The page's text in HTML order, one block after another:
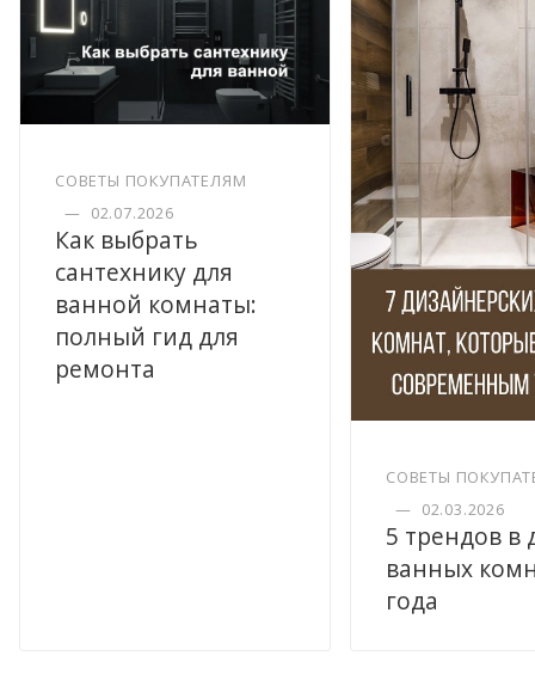
СОВЕТЫ ПОКУПАТЕЛЯМ
— 02.07.2026
Как выбрать
сантехнику для
ванной комнаты:
полный гид для
ремонта
СОВЕТЫ
— 02.03.2026
5 трендов в
ванных
года